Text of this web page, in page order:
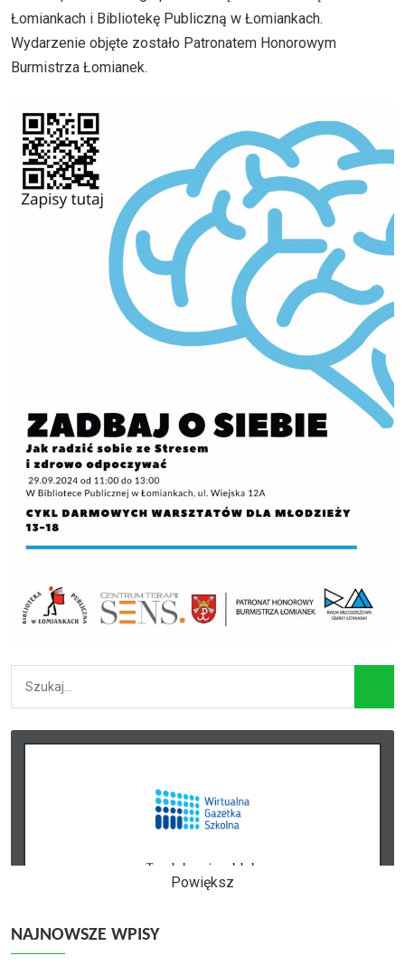
Łomiankach i Bibliotekę Publiczną w Łomiankach.
Wydarzenie objęte zostało Patronatem Honorowym
Burmistrza Łomianek.
Powiększ
NAJNOWSZE WPISY